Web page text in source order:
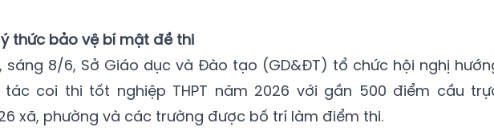
thức bảo vệ bí mật đề thi
sáng 8/6, Sở Giáo dục và Đào tạo (GD&ĐT) tổ chức hội nghị
coi thi tốt nghiệp THPT năm 2026 với gần 500 điểm cầu
xã, phường và các trường được bố trí làm điểm thi.